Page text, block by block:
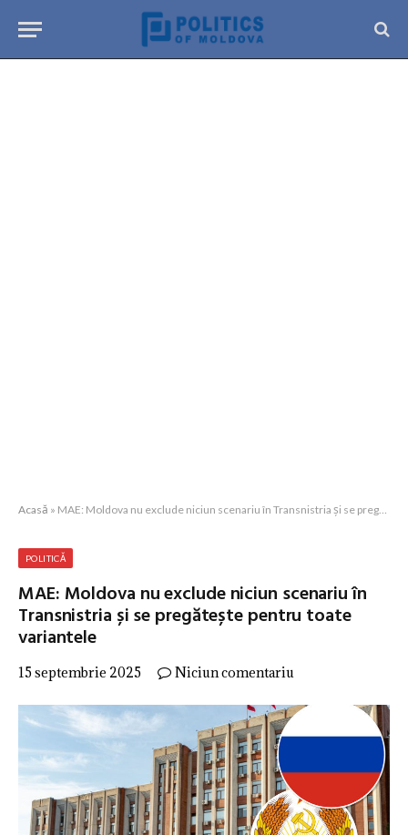
Acasă » MAE: Moldova nu exclude niciun scenariu în Transnistria și se pregătește pentru toate variantele
POLITICĂ
MAE: Moldova nu exclude niciun scenariu în
Transnistria și se pregătește pentru toate
variantele
15 septembrie 2025 Niciun comentariu